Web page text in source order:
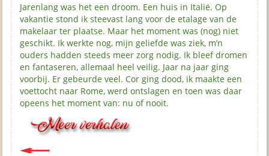
Jarenlang was het een droom. Een huis in Italië. Op
vakantie stond ik steevast lang voor de etalage van de
makelaar ter plaatse. Maar het moment was (nog) niet
geschikt. Ik werkte nog, mijn geliefde was ziek, m’n
ouders hadden steeds meer zorg nodig. Ik bleef dromen
en fantaseren, allemaal heel veilig. Jaar na jaar ging
voorbij. Er gebeurde veel. Cor ging dood, ik maakte een
voettocht naar Rome, werd ontslagen en toen was daar
opeens het moment van: nu of nooit.